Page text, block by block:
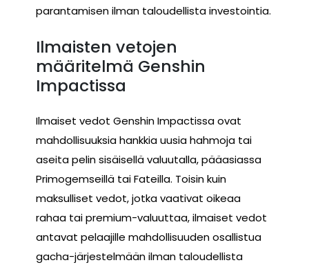
parantamisen ilman taloudellista investointia.
Ilmaisten vetojen
määritelmä Genshin
Impactissa
Ilmaiset vedot Genshin Impactissa ovat
mahdollisuuksia hankkia uusia hahmoja tai
aseita pelin sisäisellä valuutalla, pääasiassa
Primogemseillä tai Fateilla. Toisin kuin
maksulliset vedot, jotka vaativat oikeaa
rahaa tai premium-valuuttaa, ilmaiset vedot
antavat pelaajille mahdollisuuden osallistua
gacha-järjestelmään ilman taloudellista